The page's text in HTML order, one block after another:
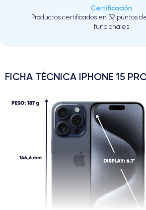
Certificación
Productos certificados en 32 puntos
funcionales
FICHA TÉCNICA IPHONE 15